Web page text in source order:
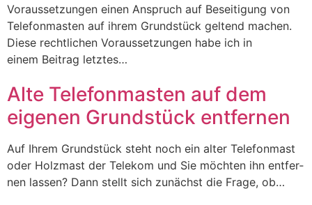
Vor­aus­set­zun­gen einen Anspruch auf Besei­ti­gung von
Tele­fon­mas­ten auf ihrem Grund­stück gel­tend machen.
Die­se recht­li­chen Vor­aus­set­zun­gen habe ich in
einem Bei­trag letztes…
Alte Telefonmasten auf dem
eigenen Grundstück entfernen
Auf Ihrem Grund­stück steht noch ein alter Tele­fon­mast
oder Holz­mast der Tele­kom und Sie möch­ten ihn ent­fer­
nen las­sen? Dann stellt sich zunächst die Fra­ge, ob…